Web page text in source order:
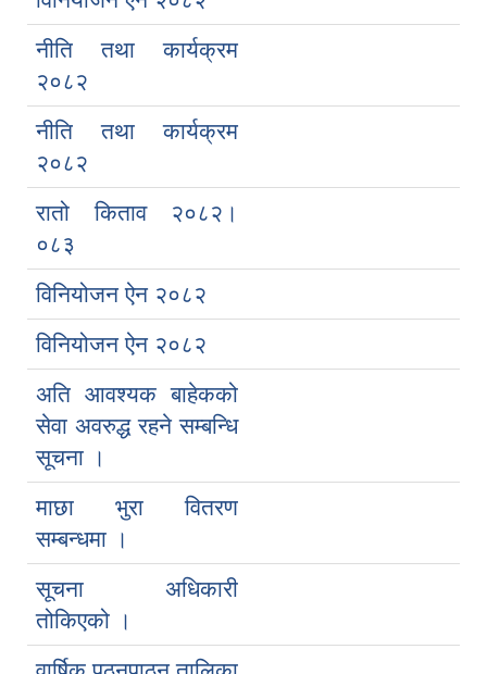
नीति तथा कार्यक्रम
२०८२
नीति तथा कार्यक्रम
२०८२
रातो किताव २०८२।
०८३
विनियोजन ऐन २०८२
विनियोजन ऐन २०८२
अति आवश्यक बाहेकको
सेवा अवरुद्ध रहने सम्बन्धि
सूचना ।
माछा भुरा वितरण
सम्बन्धमा ।
सूचना अधिकारी
तोकिएको ।